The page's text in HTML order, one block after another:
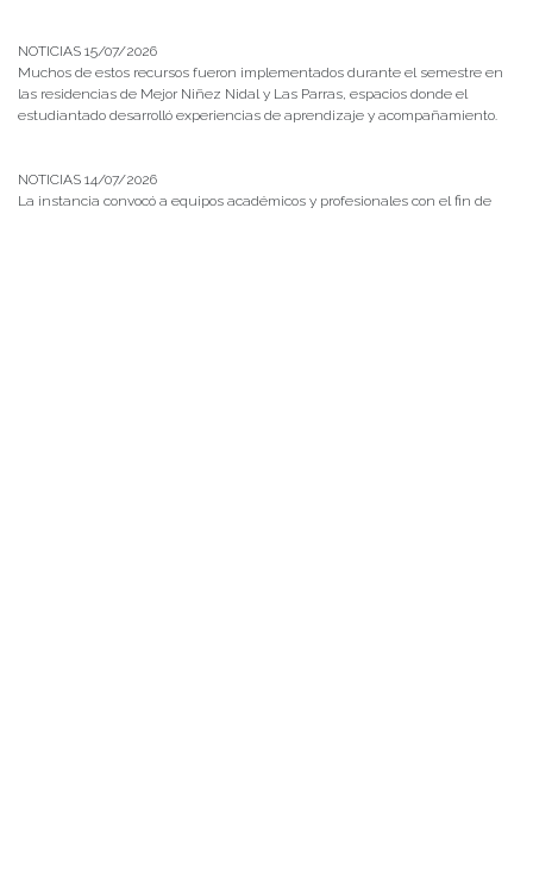
NOTICIAS 15/07/2026
Muchos de estos recursos fueron implementados durante el semestre en
las residencias de Mejor Niñez Nidal y Las Parras, espacios donde el
estudiantado desarrolló experiencias de aprendizaje y acompañamiento.
NOTICIAS 14/07/2026
La instancia convocó a equipos académicos y profesionales con el fin de